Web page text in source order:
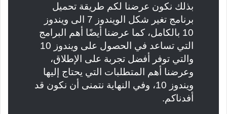
بذلك نكون عرضنا لكم طريقة تحميل
برنامج تغير شكل الويندوز 7 الى ويندوز
10 بالكامل، كما عرضنا أيضًا أهم البرامج
التي تساعد في الحصول على ويندوز 10
والتي توفر أفضل تجربة على الإطلاق،
وعرضنا أهم المتطلبات التي يحتاج إليها
ويندوز 10، وفي النهاية نتمنى أن نكون قد
أفدناكم.